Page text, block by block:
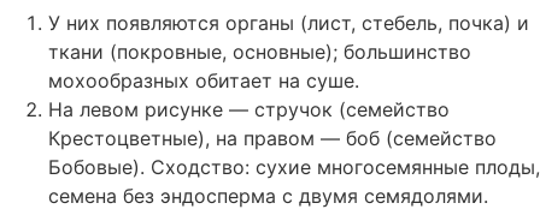
У них появляются органы (лист, стебель, почка) и
ткани (покровные, основные); большинство
мохообразных обитает на суше.
На левом рисунке — стручок (семейство
Крестоцветные), на правом — боб (семейство
Бобовые). Сходство: сухие многосемянные плоды,
семена без эндосперма с двумя семядолями.